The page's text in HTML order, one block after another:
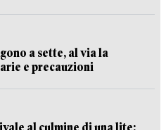
a sette, al via la
e precauzioni